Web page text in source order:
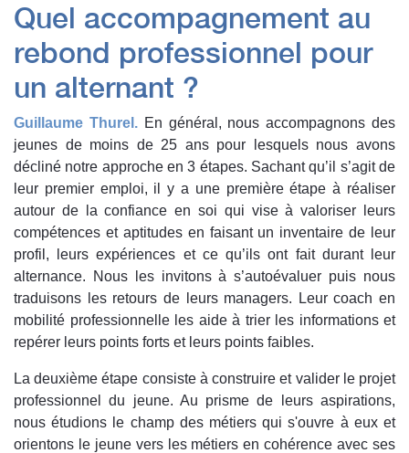
Quel accompagnement au
rebond professionnel pour
un alternant ?
Guillaume Thurel.En général, nous accompagnons des
jeunes de moins de 25 ans pour lesquels nous avons
décliné notre approche en 3 étapes. Sachant qu’il s’agit de
leur premier emploi, il y a une première étape à réaliser
autour de la confiance en soi qui vise à valoriser leurs
compétences et aptitudes en faisant un inventaire de leur
profil, leurs expériences et ce qu’ils ont fait durant leur
alternance. Nous les invitons à s’autoévaluer puis nous
traduisons les retours de leurs managers. Leur coach en
mobilité professionnelle les aide à trier les informations et
repérer leurs points forts et leurs points faibles.
La deuxième étape consiste à construire et valider le projet
professionnel du jeune. Au prisme de leurs aspirations,
nous étudions le champ des métiers qui s'ouvre à eux et
orientons le jeune vers les métiers en cohérence avec ses